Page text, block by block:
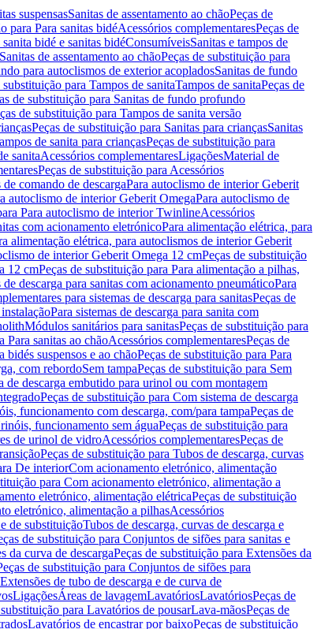
suspensasSanitas de assentamento ao chãoPeças de
para Para sanitas bidéAcessórios complementaresPeças de
sanita bidé e sanitas bidéConsumíveisSanitas e tampos de
Sanitas de assentamento ao chãoPeças de substituição para
para autoclismos de exterior acopladosSanitas de fundo
substituição para Tampos de sanitaTampos de sanitaPeças de
de substituição para Sanitas de fundo profundo
de substituição para Tampos de sanita versão
Peças de substituição para Sanitas para criançasSanitas
de sanita para criançasPeças de substituição para
sanitaAcessórios complementaresLigaçõesMaterial de
Peças de substituição para Acessórios
comando de descargaPara autoclismo de interior Geberit
autoclismo de interior Geberit OmegaPara autoclismo de
Para autoclismo de interior TwinlineAcessórios
com acionamento eletrónicoPara alimentação elétrica, para
alimentação elétrica, para autoclismos de interior Geberit
de interior Geberit Omega 12 cmPeças de substituição
12 cmPeças de substituição para Para alimentação a pilhas,
descarga para sanitas com acionamento pneumáticoPara
para sistemas de descarga para sanitasPeças de
Para sistemas de descarga para sanita com
Módulos sanitários para sanitasPeças de substituição para
Para sanitas ao chãoAcessórios complementaresPeças de
bidés suspensos e ao chãoPeças de substituição para Para
com rebordoSem tampaPeças de substituição para Sem
de descarga embutido para urinol ou com montagem
Peças de substituição para Com sistema de descarga
funcionamento com descarga, com/para tampaPeças de
funcionamento sem águaPeças de substituição para
de urinol de vidroAcessórios complementaresPeças de
Peças de substituição para Tubos de descarga, curvas
De interiorCom acionamento eletrónico, alimentação
para Com acionamento eletrónico, alimentação a
eletrónico, alimentação elétricaPeças de substituição
eletrónico, alimentação a pilhasAcessórios
de substituiçãoTubos de descarga, curvas de descarga e
de substituição para Conjuntos de sifões para sanitas e
da curva de descargaPeças de substituição para Extensões da
de substituição para Conjuntos de sifões para
de tubo de descarga e de curva de
LigaçõesÁreas de lavagemLavatóriosLavatóriosPeças de
para Lavatórios de pousarLava-mãosPeças de
Lavatórios de encastrar por baixoPeças de substituição